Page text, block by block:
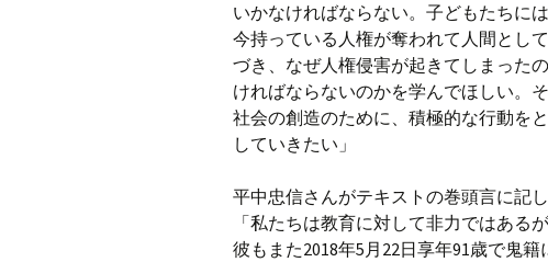
いかなければならない。子どもたちに
今持っている人権が奪われて人間とし
づき、なぜ人権侵害が起きてしまった
ければならないのかを学んでほしい。
社会の創造のために、積極的な行動を
していきたい」
平中忠信さんがテキストの巻頭言に記
「私たちは教育に対して非力ではある
彼もまた2018年5月22日享年91歳で鬼籍